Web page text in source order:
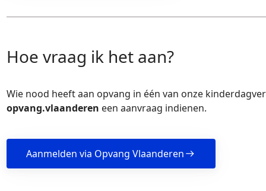
Hoe vraag ik het aan?
Wie nood heeft aan opvang in één van onze
opvang.vlaanderen een aanvraag indienen.
Aanmelden via Opvang Vlaanderen